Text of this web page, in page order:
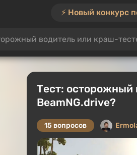
⚡️ Новый конкурс
водитель или краш-
Тест: осторожный
BeamNG.drive?
15 вопросов